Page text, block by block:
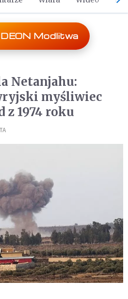
DEON Modlitwa
Netanjahu:
myśliwiec
z 1974 roku